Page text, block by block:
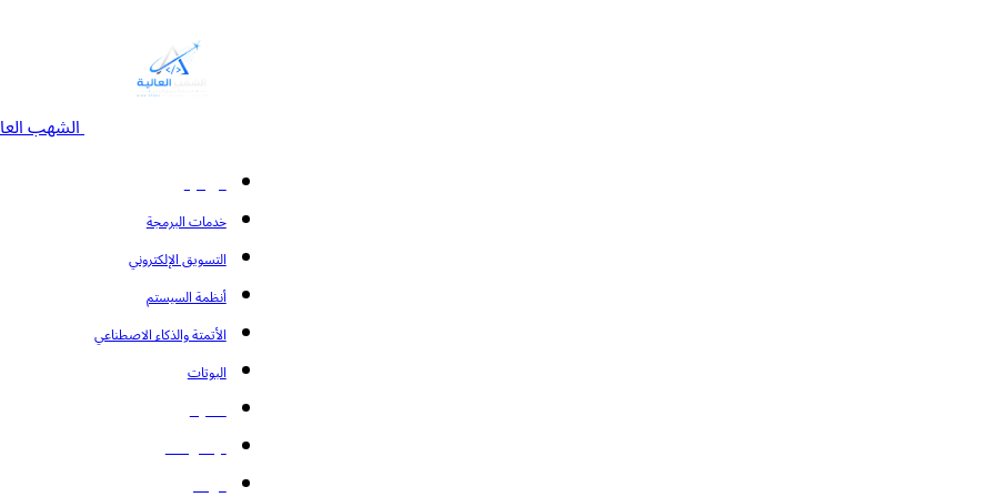
الشهب
الرئيسية
خدمات البرمجة
التسويق الإلكتروني
أنظمة السيستم
الأتمتة والذكاء الاصطناعي
البوتات
المدونة
تواصل معنا
من نحن